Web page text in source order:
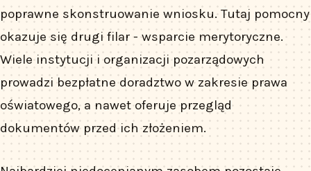
poprawne skonstruowanie wniosku. Tutaj pomocny
okazuje się drugi filar - wsparcie merytoryczne.
Wiele instytucji i organizacji pozarządowych
prowadzi bezpłatne doradztwo w zakresie prawa
oświatowego, a nawet oferuje przegląd
dokumentów przed ich złożeniem.